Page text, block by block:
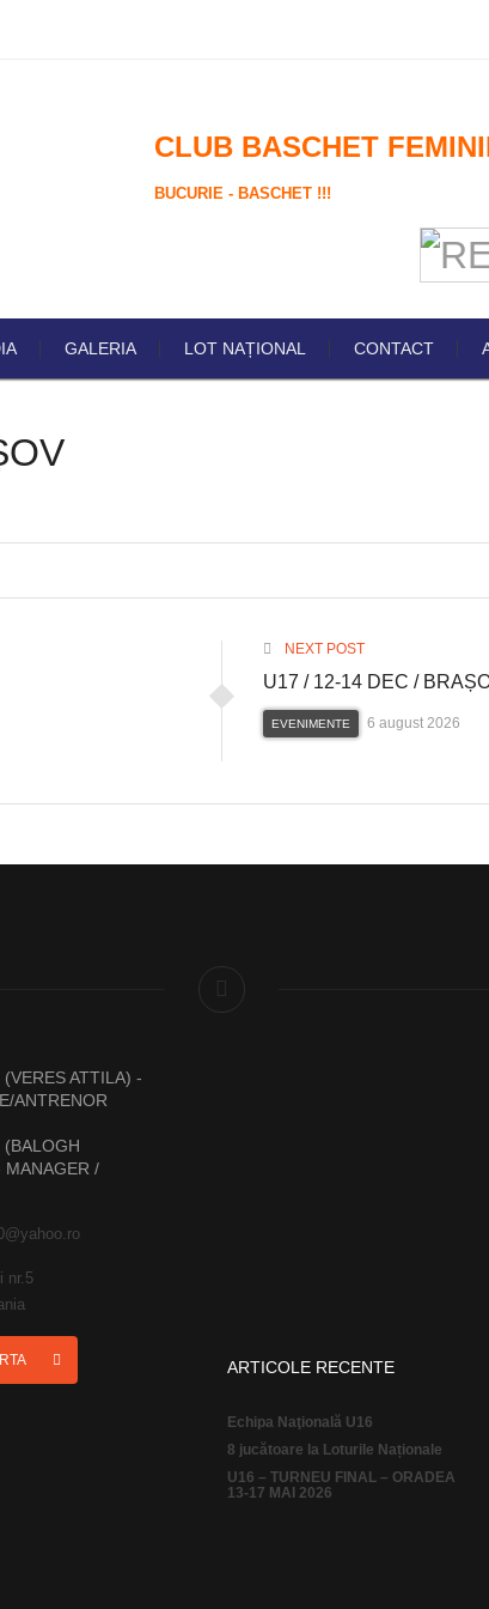
CLUB BASCHET
BUCURIE - BASCHET !!!
GALERIA LOT NAȚIONAL CONTACT
NEXT POST
U17 / 12-14 DEC /
EVENIMENTE 6 august 2026
ATTILA) -
ANTRENOR
MANAGER /
nr.5
ARTICOLE RECENTE
Echipa Naţională U16
8 jucătoare la Loturile Naționale
U16 – TURNEU FINAL – ORADEA
13-17 MAI 2026